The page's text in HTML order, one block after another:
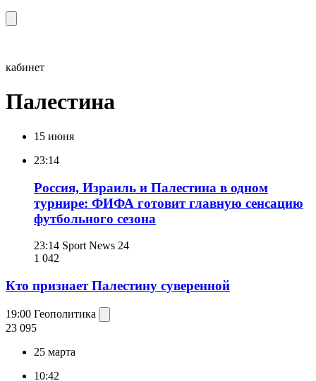
кабинет
Палестина
15 июня
23:14
Россия, Израиль и Палестина в одном
турнире: ФИФА готовит главную сенсацию
футбольного сезона
23:14 Sport News 24
1 042
Кто признает Палестину суверенной
19:00 Геополитика
23 095
25 марта
10:42